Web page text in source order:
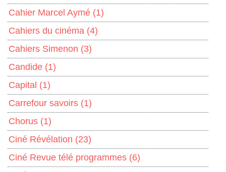
Cahier Marcel Aymé (1)
Cahiers du cinéma (4)
Cahiers Simenon (3)
Candide (1)
Capital (1)
Carrefour savoirs (1)
Chorus (1)
Ciné Révélation (23)
Ciné Revue télé programmes (6)